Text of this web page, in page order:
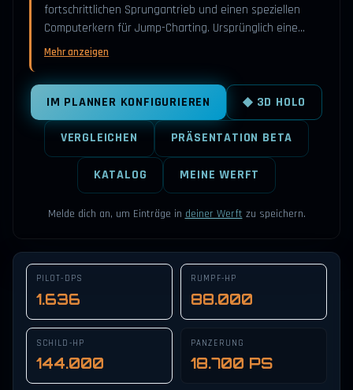
fortschrittlichen Sprungantrieb und einen speziellen
Computerkern für Jump-Charting. Ursprünglich eine…
Mehr anzeigen
IM PLANNER KONFIGURIEREN ◆ 3D HOLO
VERGLEICHEN PRÄSENTATION BETA
KATALOG MEINE WERFT
Melde dich an, um Einträge in deiner Werft zu speichern.
PILOT-DPS
1.636
RUMPF-HP
88.000
SCHILD-HP
144.000
PANZERUNG
18.700 PS